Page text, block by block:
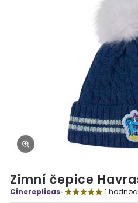
Zimní čepice
Cinereplicas 1